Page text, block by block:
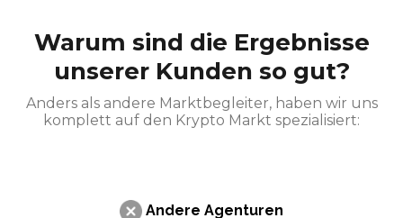
Warum sind die Ergebnisse
unserer Kunden so gut?
Anders als andere Marktbegleiter, haben wir uns
komplett auf den Krypto Markt spezialisiert:
Andere Agenturen